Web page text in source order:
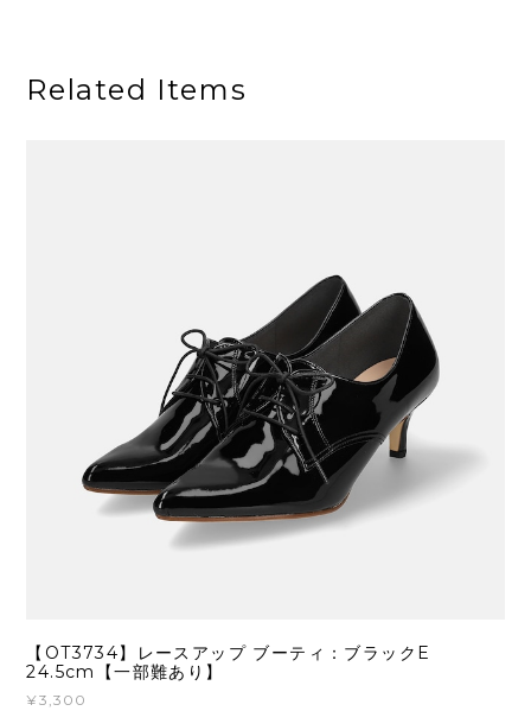
Related Items
【OT3734】レースアップ ブーティ：ブラックE
24.5cm【一部難あり】
¥3,300